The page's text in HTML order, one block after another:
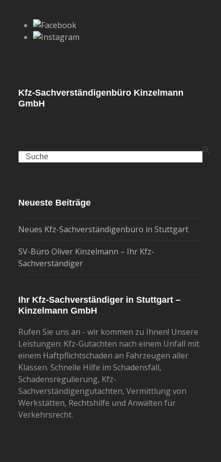
Kfz-Sachverständigenbüro Kinzelmann
GmbH
Search
Neueste Beiträge
Neues Kfz-Sachverständigenbüro in Stuttgart
SV-Büro Oliver Kinzelmann – Ihr Kfz-
Sachverständiger
Ihr Kfz-Sachverständiger in Stuttgart –
Kinzelmann GmbH
Rufen Sie uns an - wir kommen zu Ihnen! Unsere
Leistungen: Kfz-Gutachten nach einem Unfall mit
einem Haftpflichtschaden an Fahrzeugen aller
Klassen. Schnelle Hilfe im Schadensfall,
Schadensregulierung, Kfz-
Sachverständigengutachten, Vermittlung von
Werkstätten, Rechtshilfe und Anwälten für
Verkehrsrecht.